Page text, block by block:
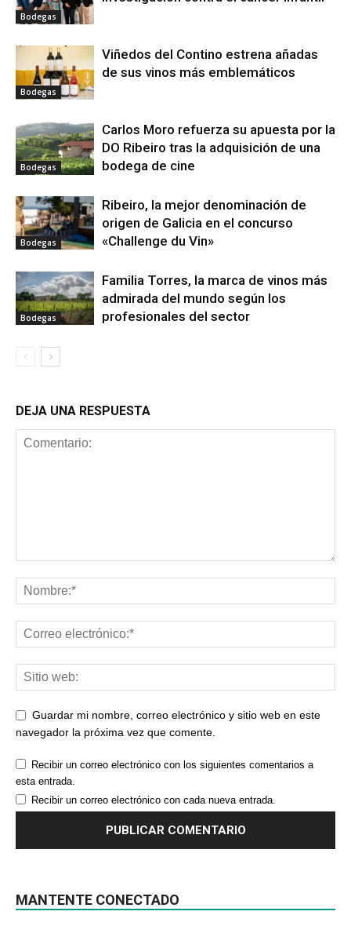
Bodegas
Bodegas
Viñedos del Contino estrena añadas
de sus vinos más emblemáticos
Bodegas
Carlos Moro refuerza su apuesta por la
DO Ribeiro tras la adquisición de una
bodega de cine
Bodegas
Ribeiro, la mejor denominación de
origen de Galicia en el concurso
«Challenge du Vin»
Bodegas
Familia Torres, la marca de vinos más
admirada del mundo según los
profesionales del sector
DEJA UNA RESPUESTA
Guardar mi nombre, correo electrónico y sitio web en este
navegador la próxima vez que comente.
Recibir un correo electrónico con los siguientes comentarios a
esta entrada.
Recibir un correo electrónico con cada nueva entrada.
MANTENTE CONECTADO